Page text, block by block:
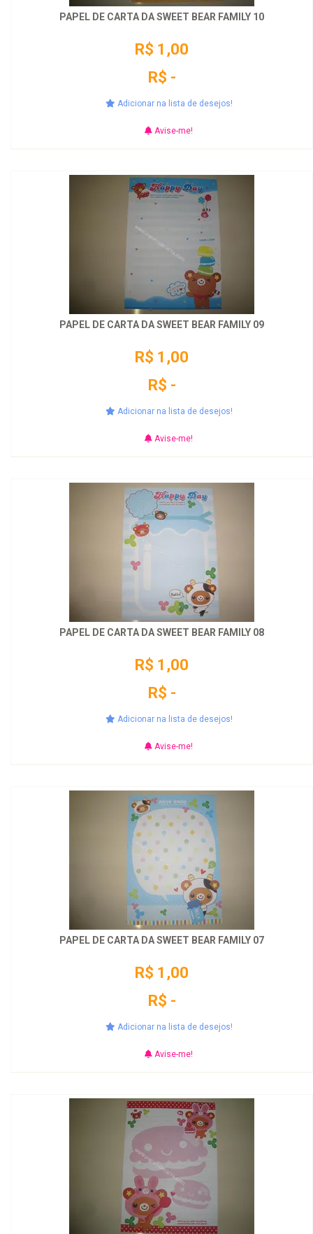
PAPEL DE CARTA DA SWEET BEAR FAMILY 10
R$ 1,00
R$ -
Adicionar na lista de desejos!
Avise-me!
PAPEL DE CARTA DA SWEET BEAR FAMILY 09
R$ 1,00
R$ -
Adicionar na lista de desejos!
Avise-me!
PAPEL DE CARTA DA SWEET BEAR FAMILY 08
R$ 1,00
R$ -
Adicionar na lista de desejos!
Avise-me!
PAPEL DE CARTA DA SWEET BEAR FAMILY 07
R$ 1,00
R$ -
Adicionar na lista de desejos!
Avise-me!